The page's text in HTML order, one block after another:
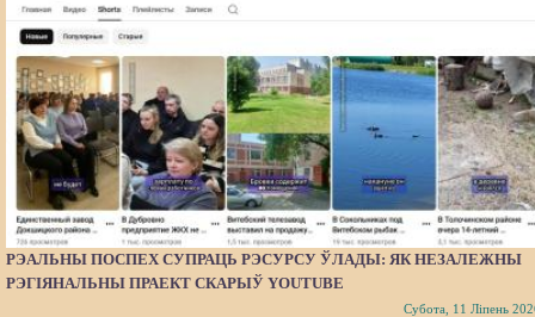
РЭАЛЬНЫ ПОСПЕХ СУПРАЦЬ РЭСУРСУ ЎЛАДЫ: ЯК НЕЗАЛЕЖНЫ
РЭГІЯНАЛЬНЫ ПРАЕКТ СКАРЫЎ YOUTUBE
Субота, 11 Ліпень